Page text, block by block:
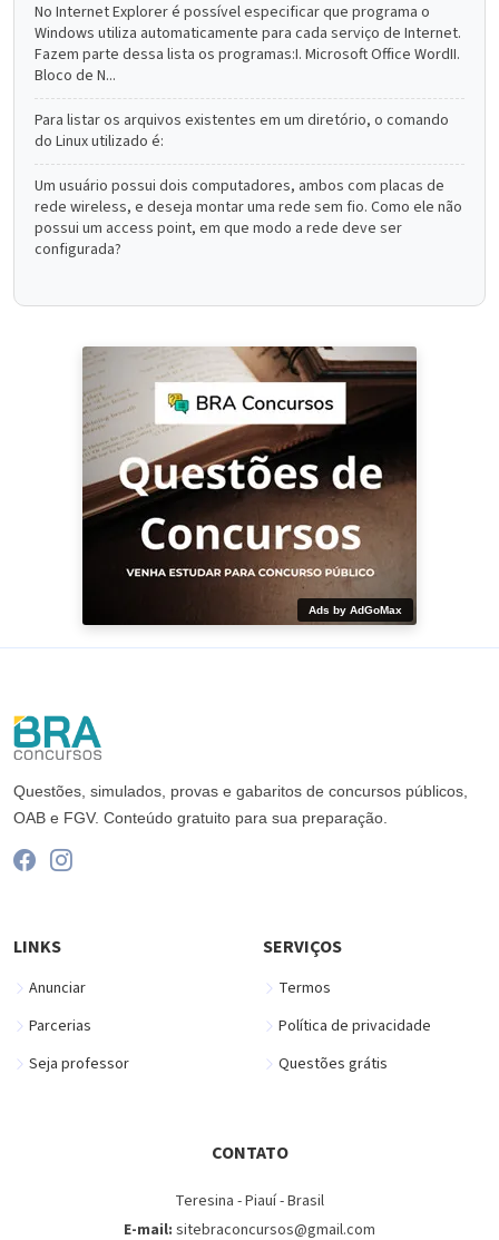
No Internet Explorer é possível especificar que programa o
Windows utiliza automaticamente para cada serviço de Internet.
Fazem parte dessa lista os programas:I. Microsoft Office WordII.
Bloco de N...
Para listar os arquivos existentes em um diretório, o comando
do Linux utilizado é:
Um usuário possui dois computadores, ambos com placas de
rede wireless, e deseja montar uma rede sem fio. Como ele não
possui um access point, em que modo a rede deve ser
configurada?
Ads by AdGoMax
Questões, simulados, provas e gabaritos de concursos públicos,
OAB e FGV. Conteúdo gratuito para sua preparação.
LINKS
Anunciar
Parcerias
Seja professor
SERVIÇOS
Termos
Política de privacidade
Questões grátis
CONTATO
Teresina - Piauí - Brasil
E-mail: sitebraconcursos@gmail.com